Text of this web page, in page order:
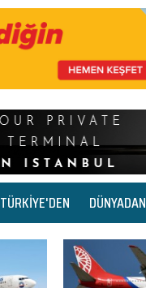
TÜRKİYE'DEN DÜNYADAN